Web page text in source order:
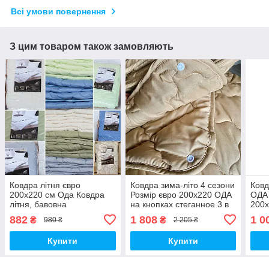
Всі умови повернення
З цим товаром також замовляють
Ковдра літня євро
200х220 см Ода Ковдра
літня, бавовна
ковдру ODA
882 ₴ 980 ₴
Купити
Ковдра зима-літо 4 сезони
Розмір євро 200х220 ОДА
на кнопках стеганное 3 в
1 808₴ 2 205 ₴
Купити
ОДА
1